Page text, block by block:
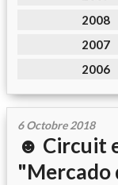
2008
2007
2006
6 Octobre 2018
☻ Circuit
"Mercado